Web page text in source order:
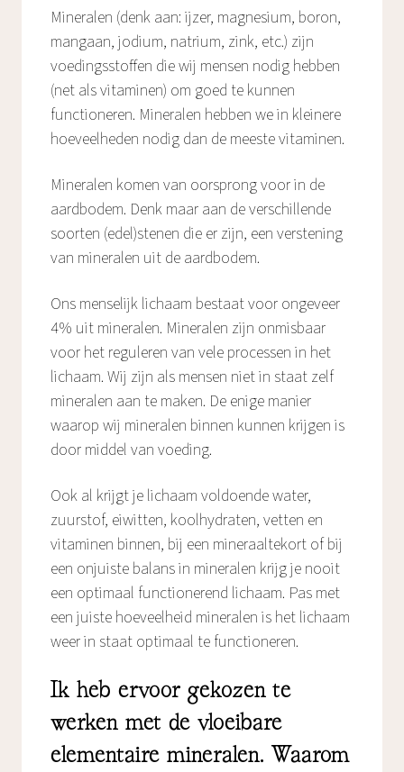
Mineralen (denk aan: ijzer, magnesium, boron,
mangaan, jodium, natrium, zink, etc.) zijn
voedingsstoffen die wij mensen nodig hebben
(net als vitaminen) om goed te kunnen
functioneren. Mineralen hebben we in kleinere
hoeveelheden nodig dan de meeste vitaminen.
Mineralen komen van oorsprong voor in de
aardbodem. Denk maar aan de verschillende
soorten (edel)stenen die er zijn, een verstening
van mineralen uit de aardbodem.
Ons menselijk lichaam bestaat voor ongeveer
4% uit mineralen. Mineralen zijn onmisbaar
voor het reguleren van vele processen in het
lichaam. Wij zijn als mensen niet in staat zelf
mineralen aan te maken. De enige manier
waarop wij mineralen binnen kunnen krijgen is
door middel van voeding.
Ook al krijgt je lichaam voldoende water,
zuurstof, eiwitten, koolhydraten, vetten en
vitaminen binnen, bij een mineraaltekort of bij
een onjuiste balans in mineralen krijg je nooit
een optimaal functionerend lichaam. Pas met
een juiste hoeveelheid mineralen is het lichaam
weer in staat optimaal te functioneren.
Ik heb ervoor gekozen te
werken met de vloeibare
elementaire mineralen. Waarom